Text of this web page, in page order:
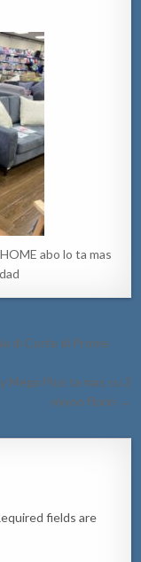
abo lo ta mas
di Corte di Prome
Mega Plus ta mas cu 3
miyon florin →
fields are